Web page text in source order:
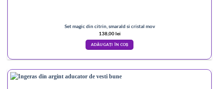
Set magic din citrin, smarald si cristal mov
138,00lei
ADĂUGAȚI ÎN COȘ